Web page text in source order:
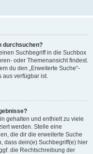
durchsuchen?
Suchbegriff in die Suchbox
oder Themenansicht findest.
du den „Erweiterte Suche“-
aus verfügbar ist.
gehalten und enthielt zu viele
werden. Stelle eine
die dir die erweiterte Suche
dass dein(e) Suchbegriff(e) hier
die Rechtschreibung der